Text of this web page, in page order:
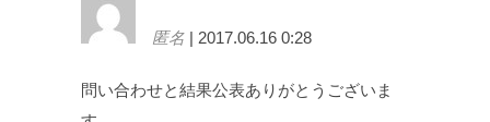
匿名 | 2017.06.16 0:28
問い合わせと結果公表ありがとうございま